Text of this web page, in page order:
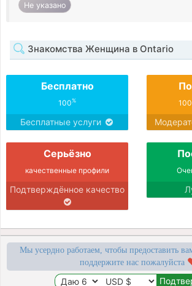
Не указано
Знакомства Женщина в Ontario
Бесплатно
100%
Бесплатные услуги
Серьёзно
качественные профили
Подтверждённое качество
Мы усердно работаем, чтобы предоставить
поддержите нас пожалуйста